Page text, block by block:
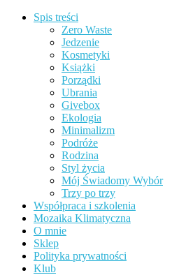
Spis treści
Zero Waste
Jedzenie
Kosmetyki
Książki
Porządki
Ubrania
Givebox
Ekologia
Minimalizm
Podróże
Rodzina
Styl życia
Mój Świadomy Wybór
Trzy po trzy
Współpraca i szkolenia
Mozaika Klimatyczna
O mnie
Sklep
Polityka prywatności
Klub